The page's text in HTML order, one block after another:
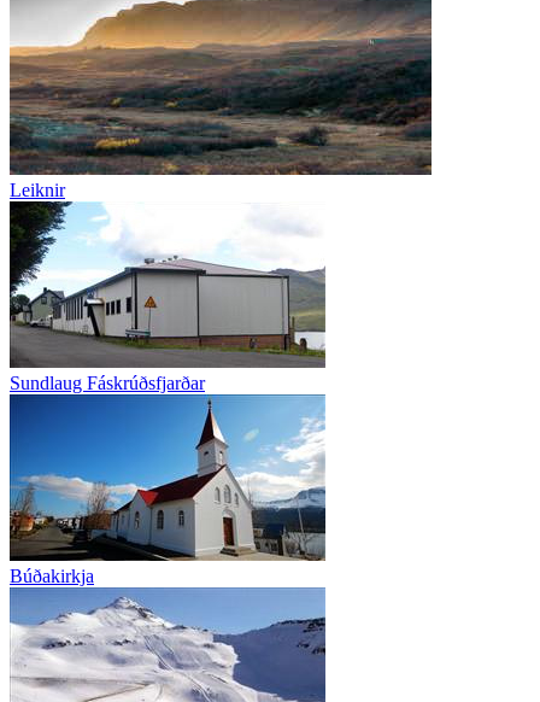
Leiknir
Sundlaug Fáskrúðsfjarðar
Búðakirkja